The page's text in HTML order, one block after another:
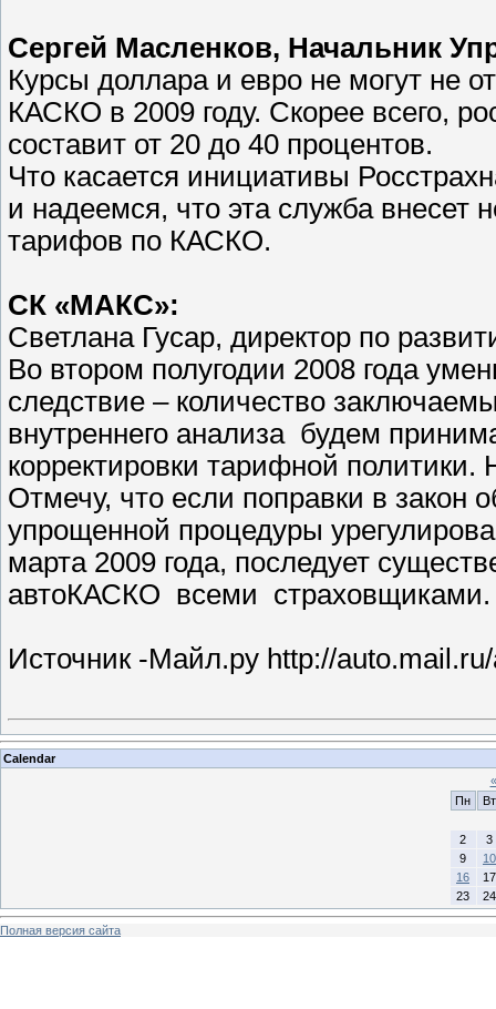
Сергей Масленков, Начальник
Курсы доллара и евро не могут не
КАСКО в 2009 году. Скорее всего,
составит от 20 до 40 процентов.
Что касается инициативы
и надеемся, что эта служба внесет
тарифов по КАСКО.
СК «МАКС»:
Светлана Гусар, директор по
Во втором полугодии 2008 года
следствие – количество
внутреннего анализа будем
корректировки тарифной
Отмечу, что если поправки в
упрощенной процедуры
марта 2009 года, последует
автоКАСКО всеми страховщиками.
Источник -Майл.ру http://
Calendar
«
Пн
Вт
2
3
9
10
16
17
23
24
Полная версия сайта